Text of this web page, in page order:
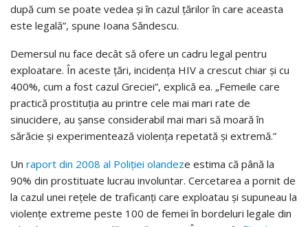
după cum se poate vedea și în cazul țărilor în care aceasta
este legală”, spune Ioana Săndescu.
Demersul nu face decât să ofere un cadru legal pentru
exploatare. În aceste țări, incidența HIV a crescut chiar și cu
400%, cum a fost cazul Greciei”, explică ea. „Femeile care
practică prostituția au printre cele mai mari rate de
sinucidere, au șanse considerabil mai mari să moară în
sărăcie și experimentează violența repetată și extremă.”
Un raport din 2008 al Poliției olandeze estima că până la
90% din prostituate lucrau involuntar. Cercetarea a pornit de
la cazul unei rețele de traficanți care exploatau și supuneau la
violențe extreme peste 100 de femei în bordeluri legale din